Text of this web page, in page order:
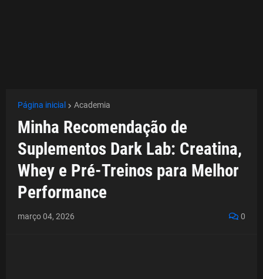
Página inicial Academia
Minha Recomendação de
Suplementos Dark Lab: Creatina,
Whey e Pré-Treinos para Melhor
Performance
março 04, 2026 0